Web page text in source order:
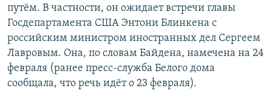
путём. В частности, он ожидает встречи главы
Госдепартамента США Энтони Блинкена с
российским министром иностранных дел Сергеем
Лавровым. Она, по словам Байдена, намечена на 24
февраля (ранее пресс-служба Белого дома
сообщала, что речь идёт о 23 февраля).